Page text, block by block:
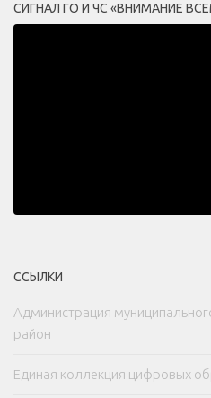
СИГНАЛ ГО И ЧС «ВНИМАНИЕ
ССЫЛКИ
Администрация
район
Единая коллекция цифровых